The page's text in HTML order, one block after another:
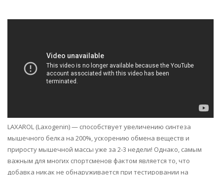
LAXAROL (Laxogenin) — способствует увеличению синтеза
мышечного белка на 200%, ускорению обмена веществ и
приросту мышечной массы уже за 2-3 недели! Однако, самым
важным для многих спортсменов фактом является то, что
добавка никак не обнаруживается при тестировании на